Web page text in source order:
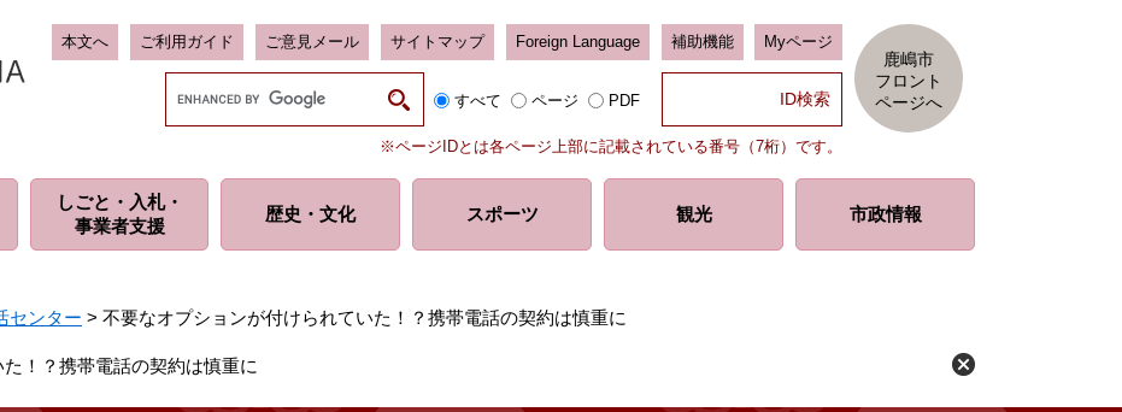
本文へ ご利用ガイド ご意見メール サイトマップ Foreign Language 補助機能 Myページ
ム
索
すべて ページ PDF
※ページIDとは各ページ上部に記載されている番号（7桁）です。
鹿嶋市
フロント
ページへ
しごと・入札・
事業者支援
歴史・ 文化 スポーツ 観光 市政情報
センター > 不要なオプションが付けられていた！？携帯電話の契約は慎重に
！？携帯電話の契約は慎重に